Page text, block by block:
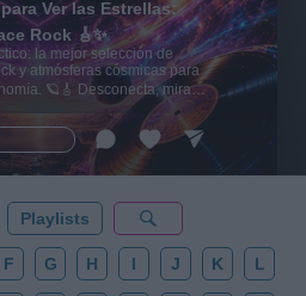
Ver las Estrellas:
Rock 🎸✨
la mejor selección de
y atmósferas cósmicas para
🪐🎸 Desconecta, mira
la gravedad cero. 💾 ¡Guarda
próxima noche estrellada!
Playlists
F G H I J K L